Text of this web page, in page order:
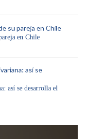
en Chile
así se desarrolla el